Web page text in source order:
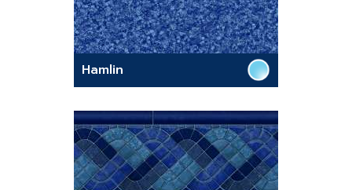
Hamlin